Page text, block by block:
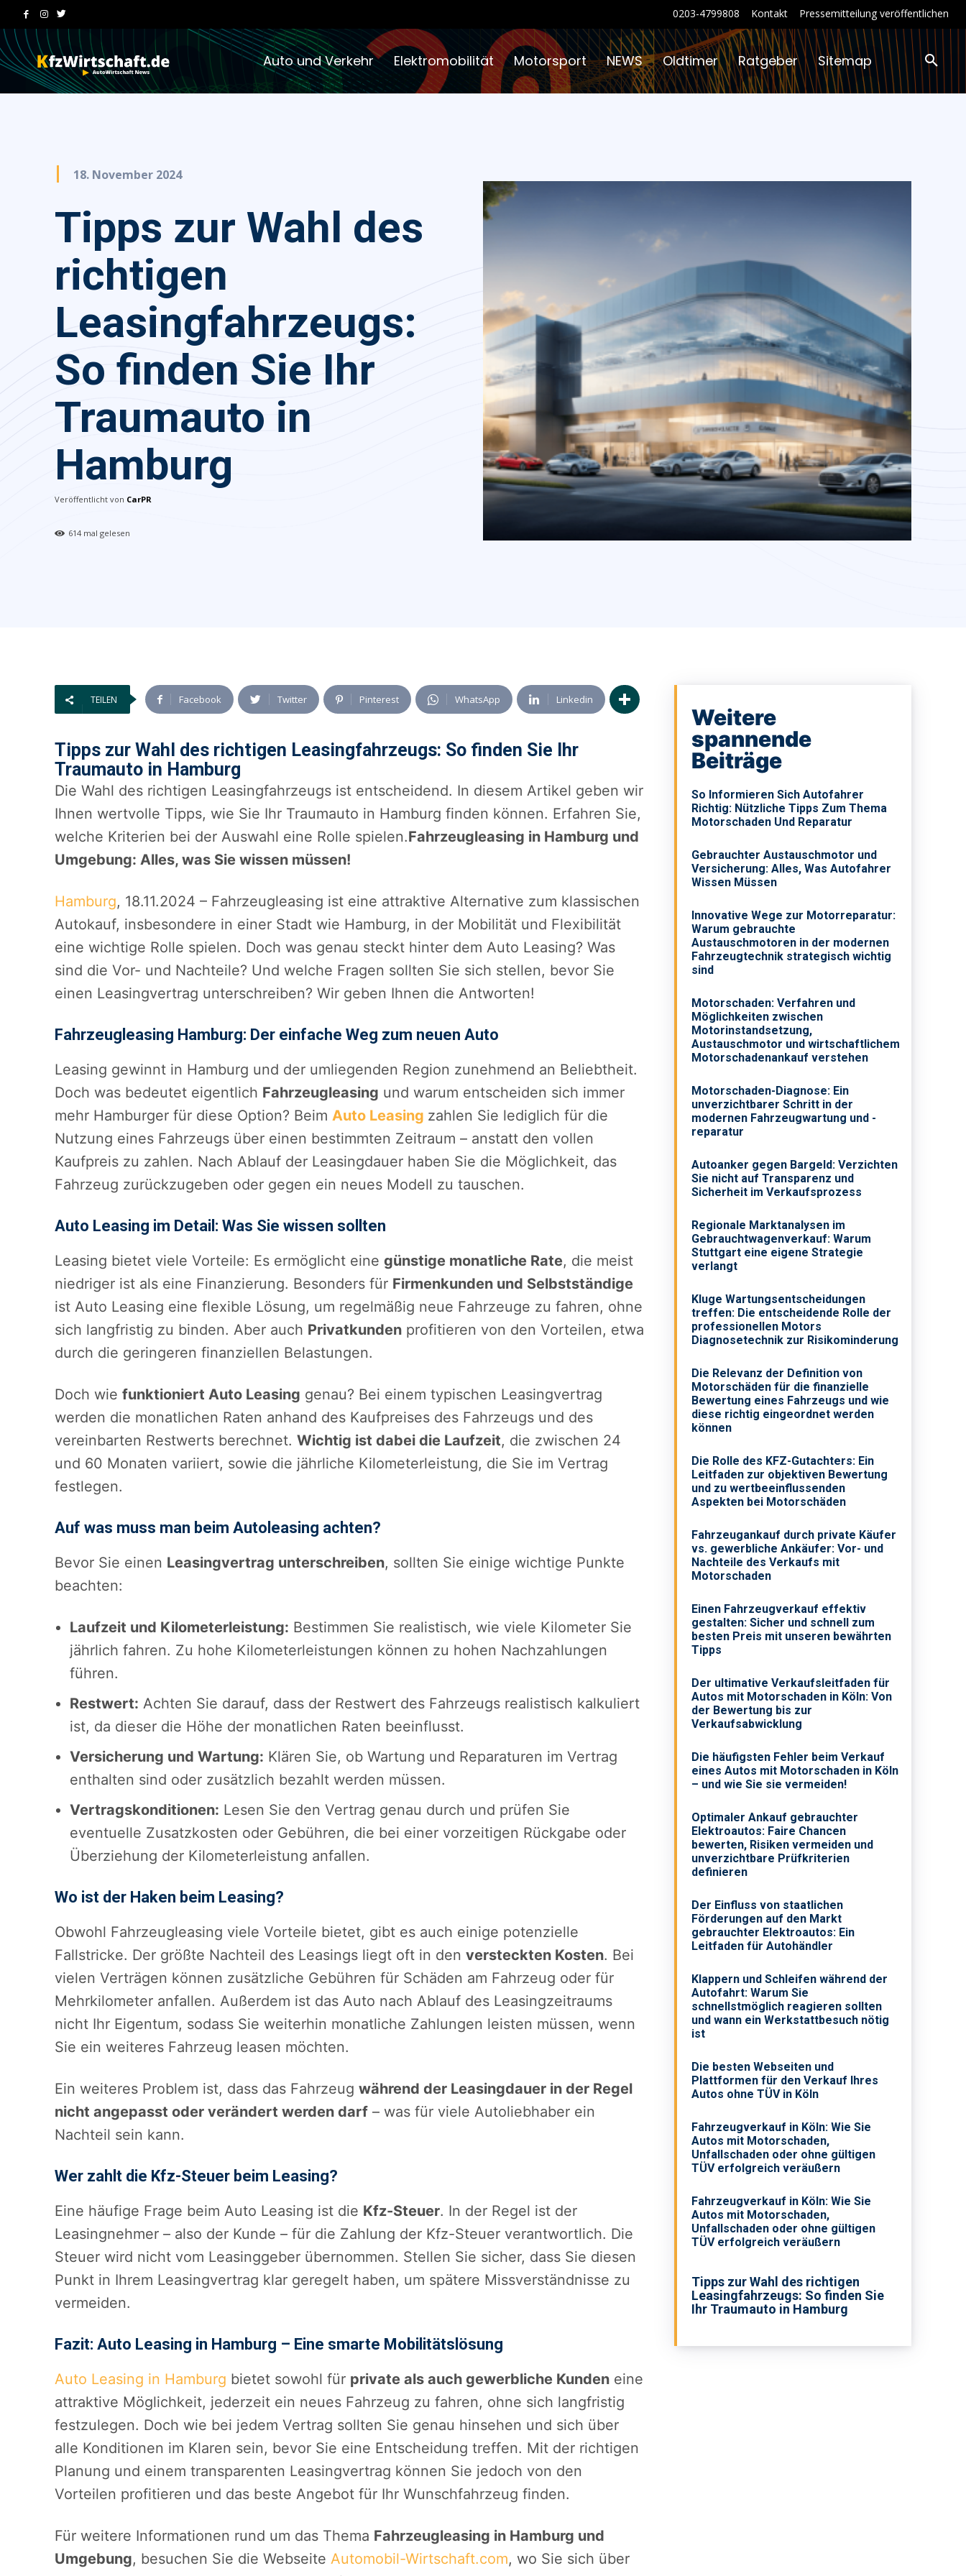
0203-4799808 Kontakt Pressemitteilung veröffentlichen
Auto und Verkehr Elektromobilität Motorsport NEWS Oldtimer Ratgeber Sitemap
18. November 2024
Tipps zur Wahl des
richtigen
Leasingfahrzeugs:
So finden Sie Ihr
Traumauto in
Hamburg
Veröffentlicht von CarPR
614 mal gelesen
TEILEN Facebook Twitter Pinterest WhatsApp Linkedin
Tipps zur Wahl des richtigen Leasingfahrzeugs: So finden Sie Ihr
Traumauto in Hamburg
Die Wahl des richtigen Leasingfahrzeugs ist entscheidend. In diesem Artikel geben wir
Ihnen wertvolle Tipps, wie Sie Ihr Traumauto in Hamburg finden können. Erfahren Sie,
welche Kriterien bei der Auswahl eine Rolle spielen.Fahrzeugleasing in Hamburg und
Umgebung: Alles, was Sie wissen müssen!
Hamburg, 18.11.2024 – Fahrzeugleasing ist eine attraktive Alternative zum klassischen
Autokauf, insbesondere in einer Stadt wie Hamburg, in der Mobilität und Flexibilität
eine wichtige Rolle spielen. Doch was genau steckt hinter dem Auto Leasing? Was
sind die Vor- und Nachteile? Und welche Fragen sollten Sie sich stellen, bevor Sie
einen Leasingvertrag unterschreiben? Wir geben Ihnen die Antworten!
Fahrzeugleasing Hamburg: Der einfache Weg zum neuen Auto
Leasing gewinnt in Hamburg und der umliegenden Region zunehmend an Beliebtheit.
Doch was bedeutet eigentlich Fahrzeugleasing und warum entscheiden sich immer
mehr Hamburger für diese Option? Beim Auto Leasing zahlen Sie lediglich für die
Nutzung eines Fahrzeugs über einen bestimmten Zeitraum – anstatt den vollen
Kaufpreis zu zahlen. Nach Ablauf der Leasingdauer haben Sie die Möglichkeit, das
Fahrzeug zurückzugeben oder gegen ein neues Modell zu tauschen.
Auto Leasing im Detail: Was Sie wissen sollten
Leasing bietet viele Vorteile: Es ermöglicht eine günstige monatliche Rate, die meist
niedriger ist als eine Finanzierung. Besonders für Firmenkunden und Selbstständige
ist Auto Leasing eine flexible Lösung, um regelmäßig neue Fahrzeuge zu fahren, ohne
sich langfristig zu binden. Aber auch Privatkunden profitieren von den Vorteilen, etwa
durch die geringeren finanziellen Belastungen.
Doch wie funktioniert Auto Leasing genau? Bei einem typischen Leasingvertrag
werden die monatlichen Raten anhand des Kaufpreises des Fahrzeugs und des
vereinbarten Restwerts berechnet. Wichtig ist dabei die Laufzeit, die zwischen 24
und 60 Monaten variiert, sowie die jährliche Kilometerleistung, die Sie im Vertrag
festlegen.
Auf was muss man beim Autoleasing achten?
Bevor Sie einen Leasingvertrag unterschreiben, sollten Sie einige wichtige Punkte
beachten:
Laufzeit und Kilometerleistung: Bestimmen Sie realistisch, wie viele Kilometer Sie
jährlich fahren. Zu hohe Kilometerleistungen können zu hohen Nachzahlungen
führen.
Restwert: Achten Sie darauf, dass der Restwert des Fahrzeugs realistisch kalkuliert
ist, da dieser die Höhe der monatlichen Raten beeinflusst.
Versicherung und Wartung: Klären Sie, ob Wartung und Reparaturen im Vertrag
enthalten sind oder zusätzlich bezahlt werden müssen.
Vertragskonditionen: Lesen Sie den Vertrag genau durch und prüfen Sie
eventuelle Zusatzkosten oder Gebühren, die bei einer vorzeitigen Rückgabe oder
Überziehung der Kilometerleistung anfallen.
Wo ist der Haken beim Leasing?
Obwohl Fahrzeugleasing viele Vorteile bietet, gibt es auch einige potenzielle
Fallstricke. Der größte Nachteil des Leasings liegt oft in den versteckten Kosten. Bei
vielen Verträgen können zusätzliche Gebühren für Schäden am Fahrzeug oder für
Mehrkilometer anfallen. Außerdem ist das Auto nach Ablauf des Leasingzeitraums
nicht Ihr Eigentum, sodass Sie weiterhin monatliche Zahlungen leisten müssen, wenn
Sie ein weiteres Fahrzeug leasen möchten.
Ein weiteres Problem ist, dass das Fahrzeug während der Leasingdauer in der Regel
nicht angepasst oder verändert werden darf – was für viele Autoliebhaber ein
Nachteil sein kann.
Wer zahlt die Kfz-Steuer beim Leasing?
Eine häufige Frage beim Auto Leasing ist die Kfz-Steuer. In der Regel ist der
Leasingnehmer – also der Kunde – für die Zahlung der Kfz-Steuer verantwortlich. Die
Steuer wird nicht vom Leasinggeber übernommen. Stellen Sie sicher, dass Sie diesen
Punkt in Ihrem Leasingvertrag klar geregelt haben, um spätere Missverständnisse zu
vermeiden.
Fazit: Auto Leasing in Hamburg – Eine smarte Mobilitätslösung
Auto Leasing in Hamburg bietet sowohl für private als auch gewerbliche Kunden eine
attraktive Möglichkeit, jederzeit ein neues Fahrzeug zu fahren, ohne sich langfristig
festzulegen. Doch wie bei jedem Vertrag sollten Sie genau hinsehen und sich über
alle Konditionen im Klaren sein, bevor Sie eine Entscheidung treffen. Mit der richtigen
Planung und einem transparenten Leasingvertrag können Sie jedoch von den
Vorteilen profitieren und das beste Angebot für Ihr Wunschfahrzeug finden.
Für weitere Informationen rund um das Thema Fahrzeugleasing in Hamburg und
Umgebung, besuchen Sie die Webseite Automobil-Wirtschaft.com, wo Sie sich über
Weitere
spannende
Beiträge
So Informieren Sich Autofahrer
Richtig: Nützliche Tipps Zum Thema
Motorschaden Und Reparatur
Gebrauchter Austauschmotor und
Versicherung: Alles, Was Autofahrer
Wissen Müssen
Innovative Wege zur Motorreparatur:
Warum gebrauchte
Austauschmotoren in der modernen
Fahrzeugtechnik strategisch wichtig
sind
Motorschaden: Verfahren und
Möglichkeiten zwischen
Motorinstandsetzung,
Austauschmotor und wirtschaftlichem
Motorschadenankauf verstehen
Motorschaden-Diagnose: Ein
unverzichtbarer Schritt in der
modernen Fahrzeugwartung und -
reparatur
Autoanker gegen Bargeld: Verzichten
Sie nicht auf Transparenz und
Sicherheit im Verkaufsprozess
Regionale Marktanalysen im
Gebrauchtwagenverkauf: Warum
Stuttgart eine eigene Strategie
verlangt
Kluge Wartungsentscheidungen
treffen: Die entscheidende Rolle der
professionellen Motors
Diagnosetechnik zur Risikominderung
Die Relevanz der Definition von
Motorschäden für die finanzielle
Bewertung eines Fahrzeugs und wie
diese richtig eingeordnet werden
können
Die Rolle des KFZ-Gutachters: Ein
Leitfaden zur objektiven Bewertung
und zu wertbeeinflussenden
Aspekten bei Motorschäden
Fahrzeugankauf durch private Käufer
vs. gewerbliche Ankäufer: Vor- und
Nachteile des Verkaufs mit
Motorschaden
Einen Fahrzeugverkauf effektiv
gestalten: Sicher und schnell zum
besten Preis mit unseren bewährten
Tipps
Der ultimative Verkaufsleitfaden für
Autos mit Motorschaden in Köln: Von
der Bewertung bis zur
Verkaufsabwicklung
Die häufigsten Fehler beim Verkauf
eines Autos mit Motorschaden in Köln
– und wie Sie sie vermeiden!
Optimaler Ankauf gebrauchter
Elektroautos: Faire Chancen
bewerten, Risiken vermeiden und
unverzichtbare Prüfkriterien
definieren
Der Einfluss von staatlichen
Förderungen auf den Markt
gebrauchter Elektroautos: Ein
Leitfaden für Autohändler
Klappern und Schleifen während der
Autofahrt: Warum Sie
schnellstmöglich reagieren sollten
und wann ein Werkstattbesuch nötig
ist
Die besten Webseiten und
Plattformen für den Verkauf Ihres
Autos ohne TÜV in Köln
Fahrzeugverkauf in Köln: Wie Sie
Autos mit Motorschaden,
Unfallschaden oder ohne gültigen
TÜV erfolgreich veräußern
Fahrzeugverkauf in Köln: Wie Sie
Autos mit Motorschaden,
Unfallschaden oder ohne gültigen
TÜV erfolgreich veräußern
Tipps zur Wahl des richtigen
Leasingfahrzeugs: So finden Sie
Ihr Traumauto in Hamburg